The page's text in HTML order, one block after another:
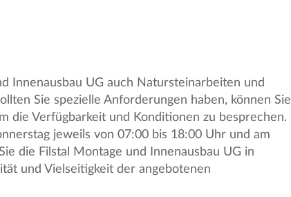
Innenausbau UG auch Natursteinarbeiten und
Sie spezielle Anforderungen haben, können Sie
die Verfügbarkeit und Konditionen zu besprechen.
jeweils von 07:00 bis 18:00 Uhr und am
die Filstal Montage und Innenausbau UG in
und Vielseitigkeit der angebotenen